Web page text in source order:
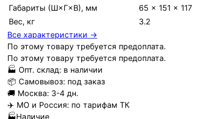
Габариты (Ш×Г×В), мм
65 × 151 × 117
Вес, кг
3.2
Все характеристики →
По этому товару требуется предоплата.
По этому товару требуется предоплата.
🏭 Опт. склад: в наличии
📦 Самовывоз: под заказ
🚚 Москва: 3-4 дн.
✈️ МО и Россия: по тарифам ТК
🏭Наличие